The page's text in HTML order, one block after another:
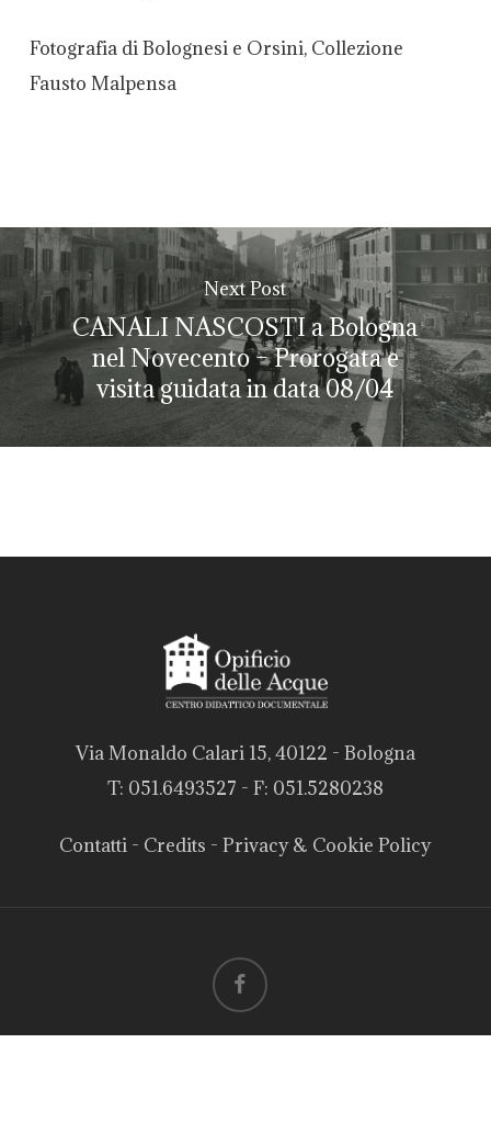
Fotografia di Bolognesi e Orsini, Collezione
Fausto Malpensa
Next Post
CANALI NASCOSTI a Bologna
nel Novecento – Prorogata e
visita guidata in data 08/04
Via Monaldo Calari 15, 40122 - Bologna
T: 051.6493527 - F: 051.5280238
Contatti - Credits -Privacy & Cookie Policy
facebook